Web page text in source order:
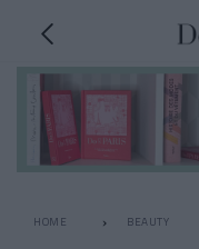
HOME BEAUTY